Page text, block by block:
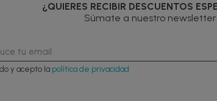
¿QUIERES RECIBIR DESCUENTOS
Súmate a nuestro newsletter
y acepto la política de privacidad